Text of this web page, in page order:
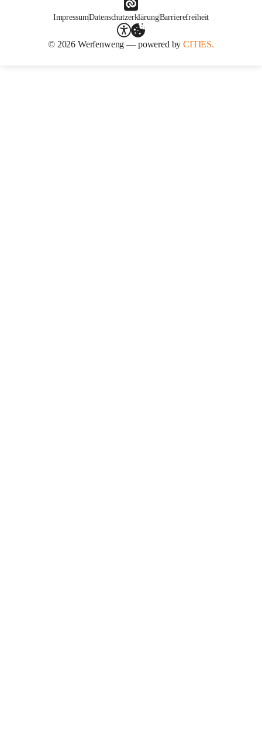
ImpressumDatenschutzerklärungBarrierefreiheit
© 2026 Werfenweng — powered byCITIES.